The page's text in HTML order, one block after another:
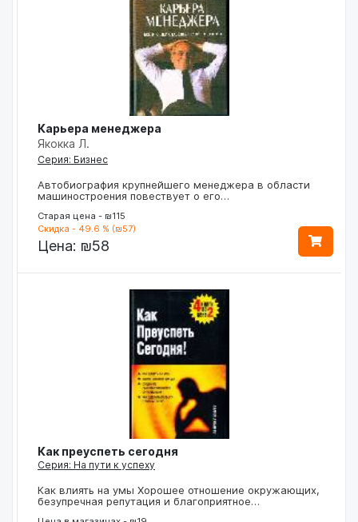
Карьера менеджера
Якокка Л.
Серия: Бизнес
Автобиография крупнейшего менеджера в области
машиностроения повествует о его…
Старая цена - ₪115
Скидка - 49.6 % (₪57)
Цена: ₪58
Как преуспеть сегодня
Серия: На пути к успеху
Как влиять на умы Хорошее отношение окружающих,
безупречная репутация и благоприятное…